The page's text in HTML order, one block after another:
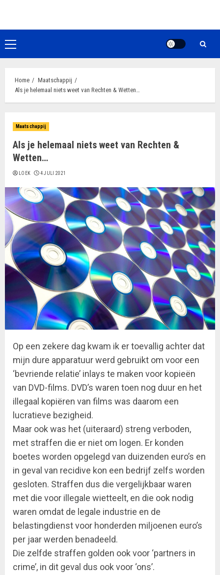
de
inhoudPrimair
menu
Home
Maatschappij
Als je helemaal niets weet van Rechten & Wetten…
Maatschappij
Als je helemaal niets weet van Rechten &
Wetten…
LOEK 4 JULI 2021
Op een zekere dag kwam ik er toevallig achter dat
mijn dure apparatuur werd gebruikt om voor een
‘bevriende relatie’ inlays te maken voor kopieën
van DVD-films. DVD’s waren toen nog duur en het
illegaal kopiëren van films was daarom een
lucratieve bezigheid.
Maar ook was het (uiteraard) streng verboden,
met straffen die er niet om logen. Er konden
boetes worden opgelegd van duizenden euro’s en
in geval van recidive kon een bedrijf zelfs worden
gesloten. Straffen dus die vergelijkbaar waren
met die voor illegale wietteelt, en die ook nodig
waren omdat de legale industrie en de
belastingdienst voor honderden miljoenen euro’s
per jaar werden benadeeld.
Die zelfde straffen golden ook voor ‘partners in
crime’, in dit geval dus ook voor ‘ons’.